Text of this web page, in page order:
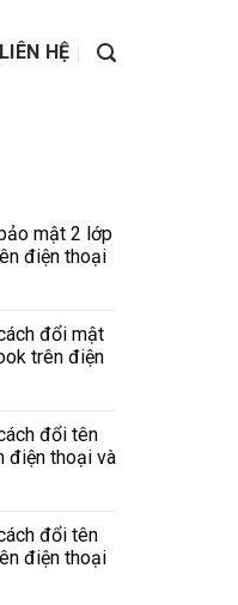
LIÊN HỆ
mật 2 lớp
điện thoại
đổi mật
trên điện
đổi tên
điện thoại và
đổi tên
điện thoại